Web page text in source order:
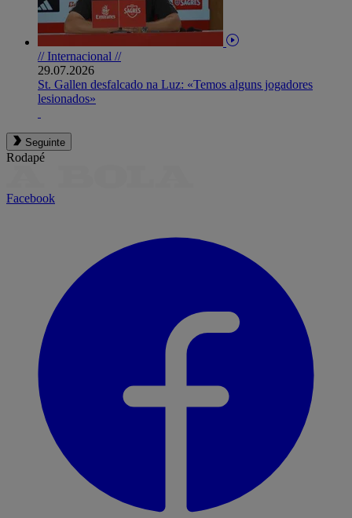
// Internacional //
29.07.2026
St. Gallen desfalcado na Luz: «Temos alguns jogadores
lesionados»
Seguinte
Rodapé
Facebook